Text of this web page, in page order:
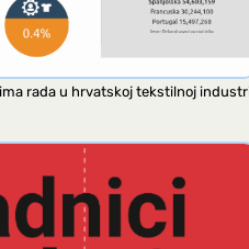
rada u hrvatskoj tekstilnoj